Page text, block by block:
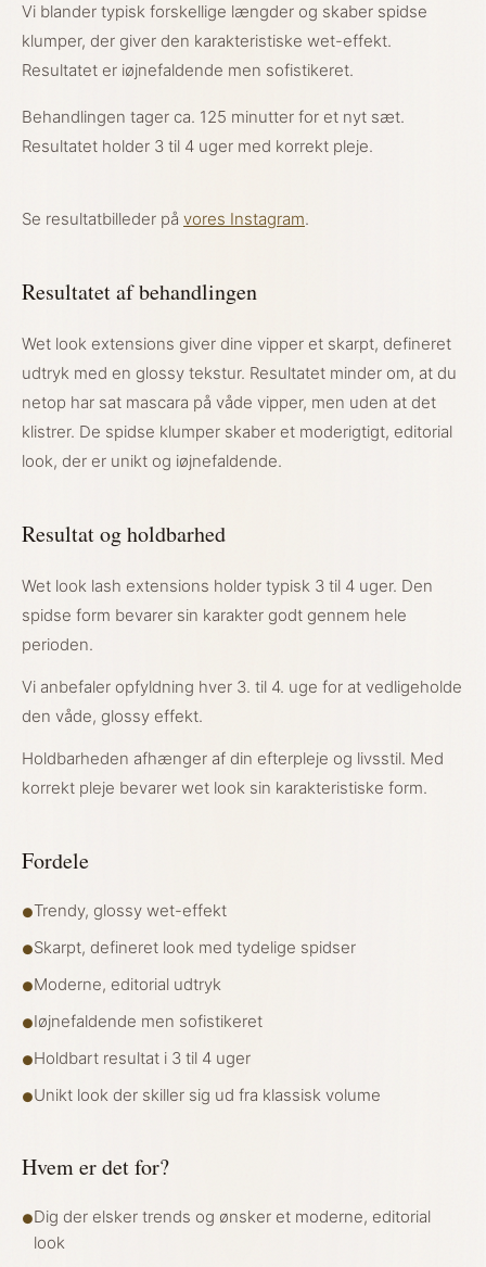
Vi blander typisk forskellige længder og skaber spidse
klumper, der giver den karakteristiske wet-effekt.
Resultatet er iøjnefaldende men sofistikeret.
Behandlingen tager ca. 125 minutter for et nyt sæt.
Resultatet holder 3 til 4 uger med korrekt pleje.
Se resultatbilleder på vores Instagram.
Resultatet af behandlingen
Wet look extensions giver dine vipper et skarpt, defineret
udtryk med en glossy tekstur. Resultatet minder om, at du
netop har sat mascara på våde vipper, men uden at det
klistrer. De spidse klumper skaber et moderigtigt, editorial
look, der er unikt og iøjnefaldende.
Resultat og holdbarhed
Wet look lash extensions holder typisk 3 til 4 uger. Den
spidse form bevarer sin karakter godt gennem hele
perioden.
Vi anbefaler opfyldning hver 3. til 4. uge for at vedligeholde
den våde, glossy effekt.
Holdbarheden afhænger af din efterpleje og livsstil. Med
korrekt pleje bevarer wet look sin karakteristiske form.
Fordele
●Trendy, glossy wet-effekt
●Skarpt, defineret look med tydelige spidser
●Moderne, editorial udtryk
●Iøjnefaldende men sofistikeret
●Holdbart resultat i 3 til 4 uger
●Unikt look der skiller sig ud fra klassisk volume
Hvem er det for?
●Dig der elsker trends og ønsker et moderne, editorial
look